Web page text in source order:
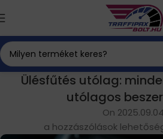
Ülésfűtés utólag:
utólagos
On
a hozzászólások